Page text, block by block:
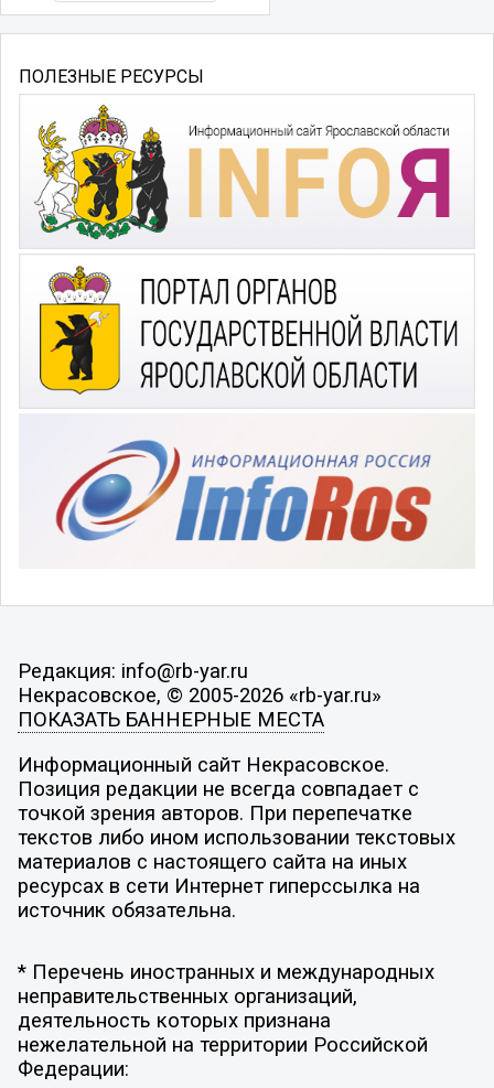
ПОЛЕЗНЫЕ РЕСУРСЫ
Редакция: info@rb-yar.ru
Некрасовское, © 2005-2026 «rb-yar.ru»
ПОКАЗАТЬ БАННЕРНЫЕ МЕСТА
Информационный сайт Некрасовское.
Позиция редакции не всегда совпадает с
точкой зрения авторов. При перепечатке
текстов либо ином использовании текстовых
материалов с настоящего сайта на иных
ресурсах в сети Интернет гиперссылка на
источник обязательна.
* Перечень иностранных и международных
неправительственных организаций,
деятельность которых признана
нежелательной на территории Российской
Федерации: